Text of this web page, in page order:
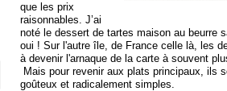
que les prix
raisonnables. J’ai
noté le dessert de tartes maison au beurre
oui ! Sur l'autre île, de France celle là, les
à devenir l'arnaque de la carte à souvent
Mais pour revenir aux plats principaux, ils
goûteux et radicalement simples.